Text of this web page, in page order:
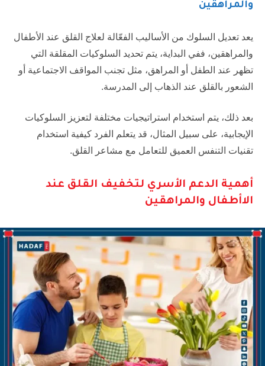
والمراهقين
يعد تعديل السلوك من الأساليب الفعّالة لعلاج القلق عند الأطفال
والمراهقين، ففي البداية، يتم تحديد السلوكيات المقلقة التي
تظهر عند الطفل أو المراهق، مثل تجنب المواقف الاجتماعية أو
الشعور بالقلق عند الذهاب إلى المدرسة.
بعد ذلك، يتم استخدام استراتيجيات مختلفة لتعزيز السلوكيات
الإيجابية، على سبيل المثال، قد يتعلم الفرد كيفية استخدام
تقنيات التنفس العميق للتعامل مع مشاعر القلق.
أهمية الدعم الأسري لتخفيف القلق عند
الاأطفال والمراهقين